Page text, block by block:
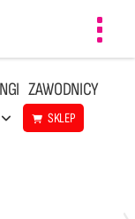
ZAWODNICY
SKLEP